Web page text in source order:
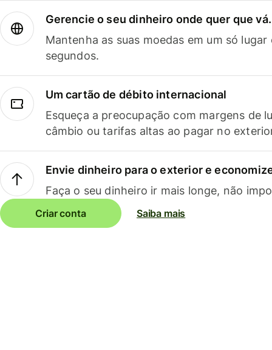
Gerencie o seu dinheiro onde quer que vá.
Mantenha as suas moedas em um só
segundos.
Um cartão de débito internacional
Esqueça a preocupação com margens de
câmbio ou tarifas altas ao pagar no
Envie dinheiro para o exterior e
Faça o seu dinheiro ir mais longe, não
Criar conta Saiba mais